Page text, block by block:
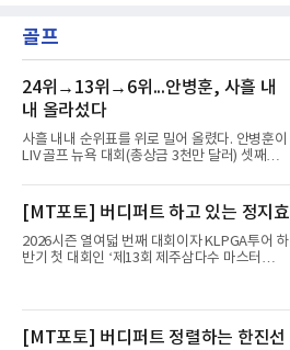
골프
24위→13위→6위...안병훈, 사흘 내
내 올라섰다
사흘 내내 순위표를 위로 밀어 올렸다. 안병훈이
LIV 골프 뉴욕 대회(총상금 3천만 달러) 셋째날
일(한국시간) 미국 뉴저지주 베드민스터의 트럼
프 내셔널 골프 클럽 베드민스터(파71)에서 열
린 3라운드에서 보기 1개만 적고 버디 4개를 잡
아 3언더파 68타를 쳤다. 중간 합계 5언더파 208
타로 공동 6위에 올라섰다.정상과는 거리가 있
타를 줄여 중간 합계 3언더파 210타로 공동 10
[MT포토] 버디퍼트 하고 있는 정지효
2026시즌 열여덟 번째 대회이자 KLPGA투어 하
반기 첫 대회인 ‘제13회 제주삼다수 마스터
트(파72/6,767야드)에서 열리고 있다.8일 현재
에서 경기하고 있다.
[MT포토] 버디퍼트 정렬하는 한진선